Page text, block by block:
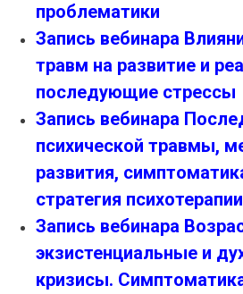
проблематики
Запись вебинара
травм на развитие и
последующие стрессы
Запись вебинара
психической травмы,
развития,
стратегия психотерапии
Запись вебинара
экзистенциальные и
кризисы.